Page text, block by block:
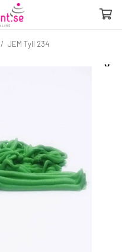
/ JEM Tyll 234
☓